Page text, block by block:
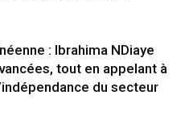
: Ibrahima NDiaye
tout en appelant à
du secteur